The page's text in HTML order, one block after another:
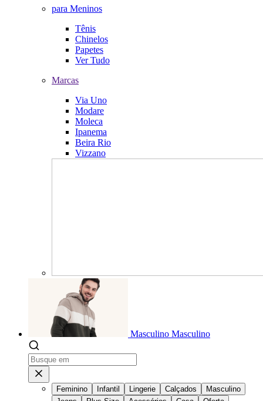
para Meninos
Tênis
Chinelos
Papetes
Ver Tudo
Marcas
Via Uno
Modare
Moleca
Ipanema
Beira Rio
Vizzano
Masculino Masculino
Feminino Infantil Lingerie Calçados
Masculino